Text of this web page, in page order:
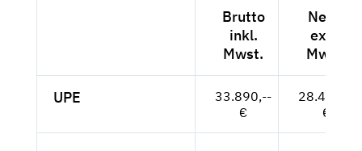
Brutto
inkl.
Mwst.
Netto
exkl.
Mwst.
UPE
33.890,--
€
28.479,--
€